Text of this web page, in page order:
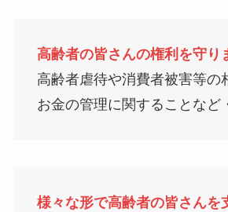
高齢者の皆さんの権利を守り
高齢者虐待や消費者被害等の
お金の管理に関することなど
様々な形で高齢者の皆さんを